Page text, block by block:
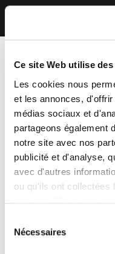
Ce site Web utilise
Les cookies nous
et les annonces,
médias sociaux et
partageons également
notre site avec nos
publicité et d'analyse,
avec d'autres
ou qu'ils ont collectées
Nécessaires